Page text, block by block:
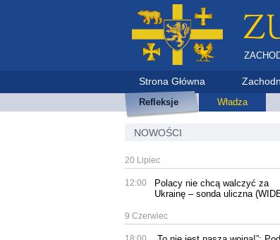
Strona Główna
Refleksje Władza
NOWOŚCI
20 Lipiec
12:00
Polacy nie chcą walczyć za
Ukrainę – sonda uliczna
9 Czerwiec